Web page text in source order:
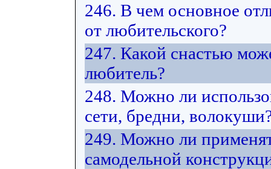
246. В чем основное
от любительского?
247. Какой снастью
любитель?
248. Можно ли
сети, бредни,
249. Можно ли
самодельной